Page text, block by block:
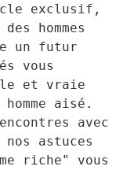
exclusif,
hommes
un futur
vous
et vraie
aisé.
avec
nos astuces
riche" vous